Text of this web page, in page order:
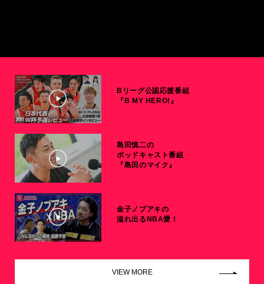
Bリーグ公認応援番組
『B MY HERO!』
島田慎二の
ポッドキャスト番組
『島田のマイク』
金子ノブアキの
溢れ出るNBA愛！
VIEW MORE